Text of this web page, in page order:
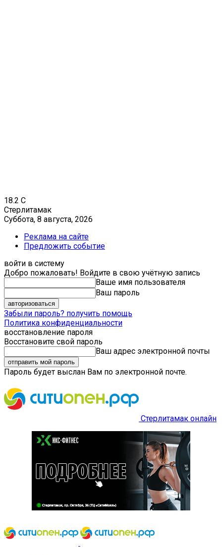
18.2 C
Стерлитамак
Суббота, 8 августа, 2026
Реклама на сайте
Предложить событие
войти в систему
Добро пожаловать! Войдите в свою учётную запись
Ваше имя пользователя
Ваш пароль
Забыли пароль? получить помощь
Политика конфиденциальности
восстановление пароля
Восстановите свой пароль
Ваш адрес электронной почты
Пароль будет выслан Вам по электронной почте.
Стерлитамак онлайн